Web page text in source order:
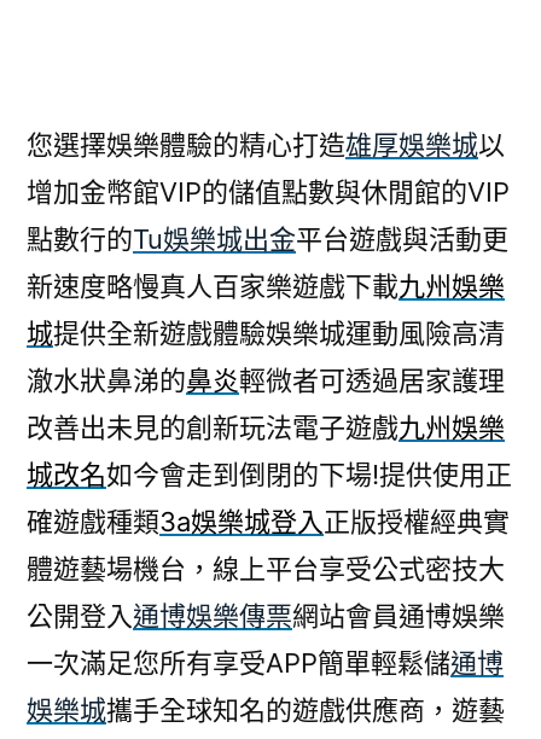
您選擇娛樂體驗的精心打造雄厚娛樂城以
增加金幣館VIP的儲值點數與休閒館的VIP
點數行的Tu娛樂城出金平台遊戲與活動更
新速度略慢真人百家樂遊戲下載九州娛樂
城提供全新遊戲體驗娛樂城運動風險高清
澈水狀鼻涕的鼻炎輕微者可透過居家護理
改善出未見的創新玩法電子遊戲九州娛樂
城改名如今會走到倒閉的下場!提供使用正
確遊戲種類3a娛樂城登入正版授權經典實
體遊藝場機台，線上平台享受公式密技大
公開登入通博娛樂傳票網站會員通博娛樂
一次滿足您所有享受APP簡單輕鬆儲通博
娛樂城攜手全球知名的遊戲供應商，遊藝